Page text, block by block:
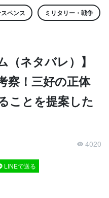
ペンス
ミリタリー・戦争
（ネタバレ）】
察！三好の正体
ことを提案した
4020
LINEで送る